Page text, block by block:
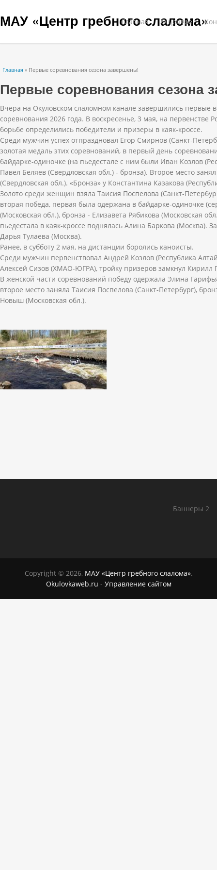
МАУ «Центр гребного слалома»
Главная О центре
Вы здесь
Главная » Первые соревнования сезона завершены!
Первые соревнования сезона
Вчера на Окуловском слаломном канале завершились первые
соревнования 2026 года. В воскресенье, 3 мая, на первенстве
борьбе определились победители и призеры в каяк-кроссе.
Среди мужчин успех отпраздновал Егор Смирнов (Санкт-
золотая медаль этих соревнований, в первый день
байдарке-одиночке (на пьедестале с ним были Иван Козлов
Павел Беляев (Свердловская обл.) - бронза). Второе место
(Свердловская обл.). «Бронза» у Константина Казакова
Золото среди женщин взяла Таисия Поспелова (Санкт-
вторая победа, первая была одержана в байдарке-одиночке
(Московская обл.), бронза - Елизавета Рябикова (Московская
пьедестала в каяк-кроссе поднялась Алина Баркова (Москва).
Дарья Тулаева (Москва).
Ранее, в субботу 2 мая, на дистанции боролись каноисты.
Среди мужчин первенствовал Андрей Козлов (Республика
Алексей Сизов (ХМАО-ЮГРА), тройку призеров замкнул Кирилл
В женской части соревнований победу одержала Элина
второе место заняла Таисия Поспелова (Санкт-Петербург),
Новыш (Московская обл.).
Баннеры 2
Copyright © 2026, МАУ «Центр гребного слалома».
Okulovkaweb.ru - Управление сайтом